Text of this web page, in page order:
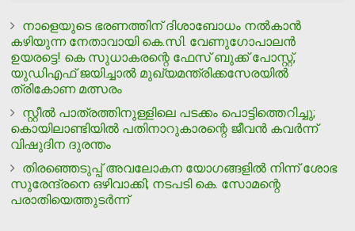
നാളെയുടെ ഭരണത്തിന് ദിശാബോധം നല്‍കാന്‍
കഴിയുന്ന നേതാവായി കെ.സി. വേണുഗോപാലന്‍
ഉയരട്ടെ! കെ സുധാകരന്റെ ഫേസ് ബുക്ക് പോസ്റ്റ്,
യുഡിഎഫ് ജയിച്ചാല്‍ മുഖ്യമന്ത്രിക്കസേരയില്‍
ത്രികോണ മത്സരം
സ്റ്റീൽ പാത്രത്തിനുള്ളിലെ പടക്കം പൊട്ടിത്തെറിച്ചു;
കൊയിലാണ്ടിയിൽ പതിനാറുകാരന്റെ ജീവൻ കവർന്ന്
വിഷുദിന ദുരന്തം
തിരഞ്ഞെടുപ്പ് അവലോകന യോഗങ്ങളിൽ നിന്ന് ശോഭ
സുരേന്ദ്രനെ ഒഴിവാക്കി; നടപടി കെ. സോമന്റെ
പരാതിയെത്തുടർന്ന്